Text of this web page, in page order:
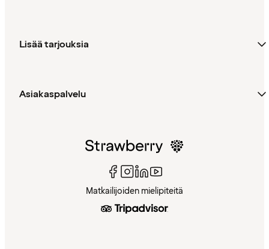
Lisää tarjouksia
Asiakaspalvelu
Matkailijoiden mielipiteitä